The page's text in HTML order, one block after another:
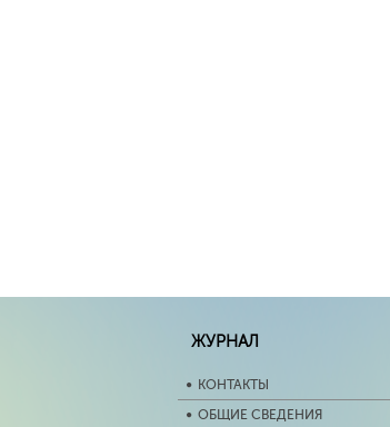
ЖУРНАЛ
КОНТАКТЫ
ОБЩИЕ СВЕДЕНИЯ